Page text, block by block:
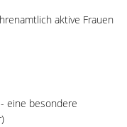
aktive Frauen
eine besondere